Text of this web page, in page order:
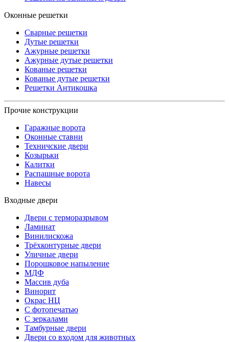
Оконные решетки
Сварные решетки
Дутые решетки
Ажурные решетки
Ажурные дутые решетки
Кованые решетки
Кованые дутые решетки
Решетки Антикошка
Прочие конструкции
Гаражные ворота
Оконные ставни
Техничские двери
Козырьки
Калитки
Распашные ворота
Навесы
Входные двери
Двери с терморазрывом
Ламинат
Винилискожа
Трёхконтурные двери
Уличные двери
Порошковое напыление
МДФ
Массив дуба
Винорит
Окрас НЦ
С фотопечатью
С зеркалами
Тамбурные двери
Двери со входом для животных